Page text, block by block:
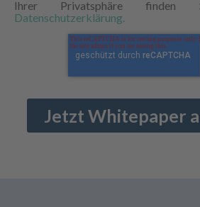
Ihrer Privatsphäre
Datenschutzerklärung.